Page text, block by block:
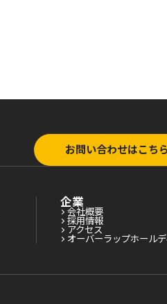
お問い合わせはこちら
企業
会社概要
採用情報
アクセス
オーバーラップホール